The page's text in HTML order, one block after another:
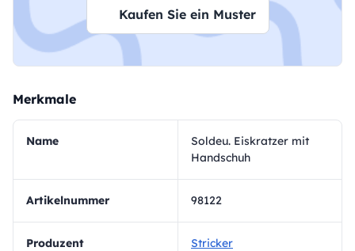
Kaufen Sie ein Muster
Merkmale
Name
Soldeu. Eiskratzer mit
Handschuh
Artikelnummer 98122
Produzent Stricker